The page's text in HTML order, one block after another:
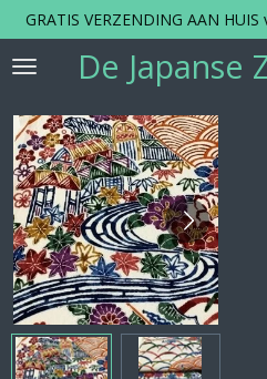
Ga
direct
naar
hoofdinhoud
De Japanse
GRATIS VERZENDING AAN